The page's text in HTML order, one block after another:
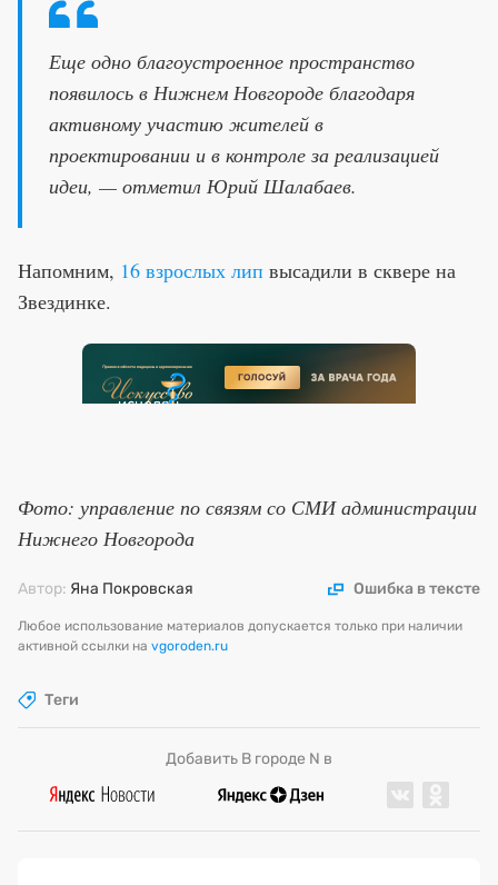
Еще одно благоустроенное пространство
появилось в Нижнем Новгороде благодаря
активному участию жителей в
проектировании и в контроле за реализацией
идеи, — отметил Юрий Шалабаев.
Напомним, 16 взрослых лип высадили в сквере на
Звездинке.
Фото: управление по связям со СМИ администрации
Нижнего Новгорода
Автор: Яна Покровская Ошибка в тексте
Любое использование материалов допускается только при наличии
активной ссылки на vgoroden.ru
Теги
Добавить В городе N в